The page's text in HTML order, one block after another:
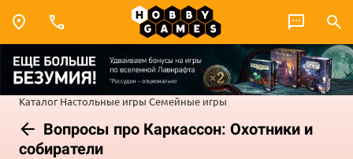
Каталог Настольные игры Семейные игры
Вопросы про Каркассон: Охотники и
собиратели